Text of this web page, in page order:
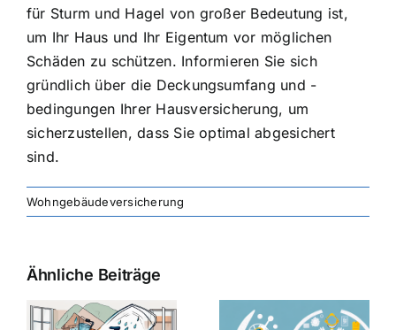
für Sturm und Hagel von großer Bedeutung ist,
um Ihr Haus und Ihr Eigentum vor möglichen
Schäden zu schützen. Informieren Sie sich
gründlich über die Deckungsumfang und -
bedingungen Ihrer Hausversicherung, um
sicherzustellen, dass Sie optimal abgesichert
sind.
Wohngebäudeversicherung
Ähnliche Beiträge